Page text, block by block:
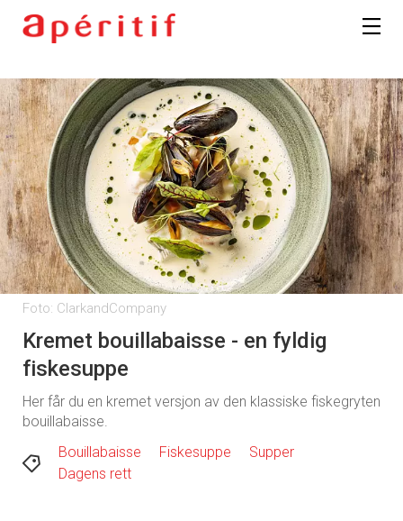
Foto: ClarkandCompany
Kremet bouillabaisse - en fyldig
fiskesuppe
Her får du en kremet versjon av den klassiske fiskegryten
bouillabaisse.
Bouillabaisse
Fiskesuppe
Supper
Dagens rett